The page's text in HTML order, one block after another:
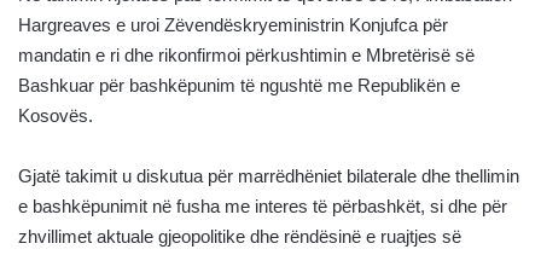
Hargreaves e uroi Zëvendëskryeministrin Konjufca për
mandatin e ri dhe rikonfirmoi përkushtimin e Mbretërisë së
Bashkuar për bashkëpunim të ngushtë me Republikën e
Kosovës.
Gjatë takimit u diskutua për marrëdhëniet bilaterale dhe thellimin
e bashkëpunimit në fusha me interes të përbashkët, si dhe për
zhvillimet aktuale gjeopolitike dhe rëndësinë e ruajtjes së